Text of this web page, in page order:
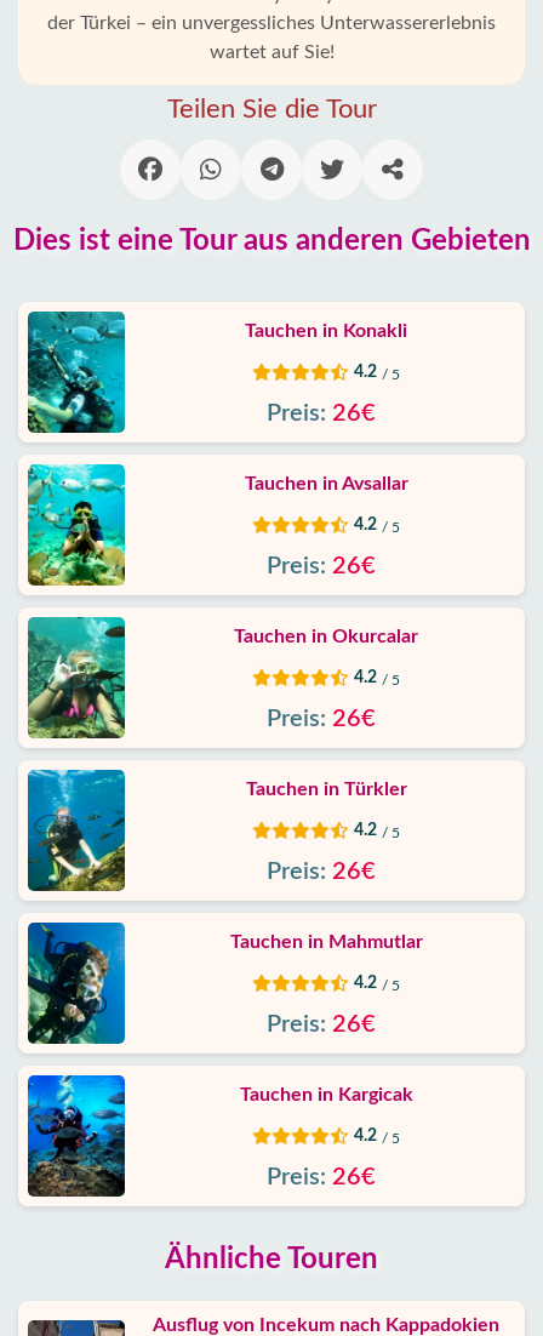
Incekum
Alanya
Google
erfahrungen
Über
uns
Dienste
Haftung
Schutz
Daten
Kontakt
der Türkei – ein unvergessliches Unterwassererlebnis
wartet auf Sie!
Teilen Sie die Tour
Dies ist eine Tour aus anderen Gebieten
Tauchen in Konakli
4.2 / 5
Preis: 26€
Tauchen in Avsallar
4.2 / 5
Preis: 26€
Tauchen in Okurcalar
4.2 / 5
Preis: 26€
Tauchen in Türkler
4.2 / 5
Preis: 26€
Tauchen in Mahmutlar
4.2 / 5
Preis: 26€
Tauchen in Kargicak
4.2 / 5
Preis: 26€
Ähnliche Touren
Ausflug von Incekum nach Kappadokien